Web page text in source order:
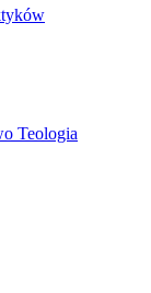
Teologia